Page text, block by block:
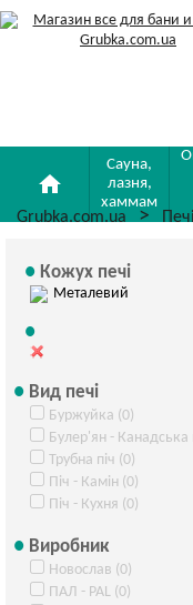
home
Сауна,
лазня,
хаммам
Grubka.com.ua
Кожух печі
Металевий
Вид печі
Буржуйка (0)
Булер'ян - Канадська
Трубна піч (0)
Піч - Камін (0)
Піч - Кухня (0)
Виробник
Новослав (0)
ПАЛ - PAL (0)